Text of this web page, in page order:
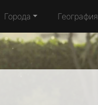
Города География